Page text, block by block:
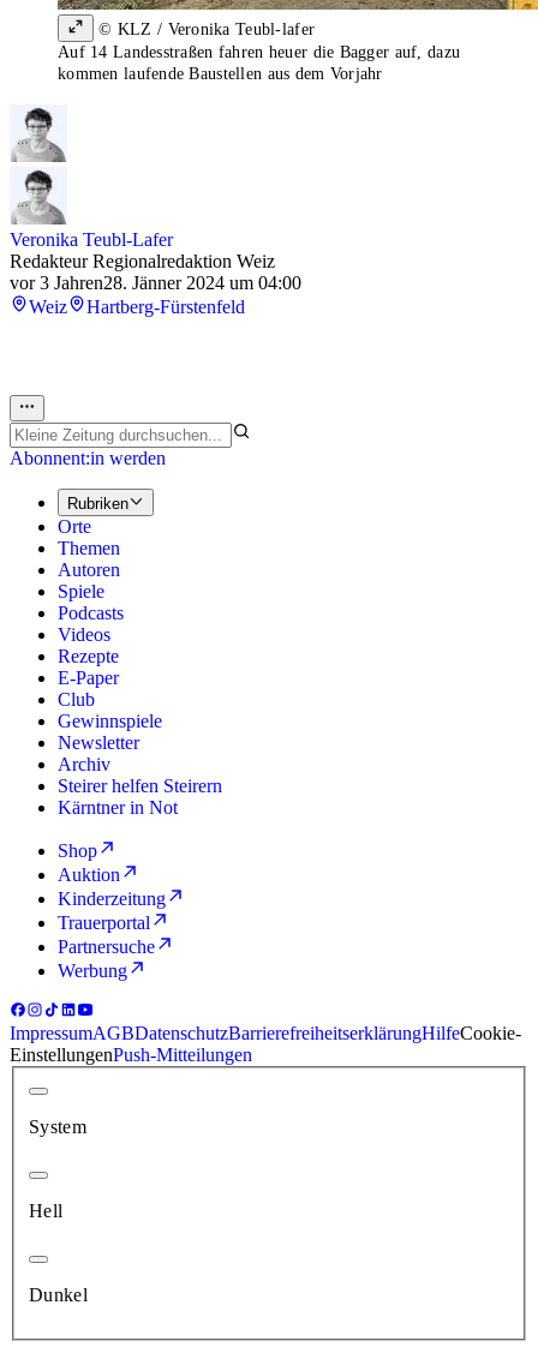
© KLZ / Veronika Teubl-lafer
Auf 14 Landesstraßen fahren heuer die Bagger auf, dazu
kommen laufende Baustellen aus dem Vorjahr
Veronika Teubl-Lafer
Redakteur Regionalredaktion Weiz
vor 3 Jahren28. Jänner 2024 um 04:00
Weiz
Hartberg-Fürstenfeld
Abonnent:in werden
Rubriken
Orte
Themen
Autoren
Spiele
Podcasts
Videos
Rezepte
E-Paper
Club
Gewinnspiele
Newsletter
Archiv
Steirer helfen Steirern
Kärntner in Not
Shop
Auktion
Kinderzeitung
Trauerportal
Partnersuche
Werbung
ImpressumAGBDatenschutzBarrierefreiheitserklärungHilfeCookie-
EinstellungenPush-Mitteilungen
System
Hell
Dunkel